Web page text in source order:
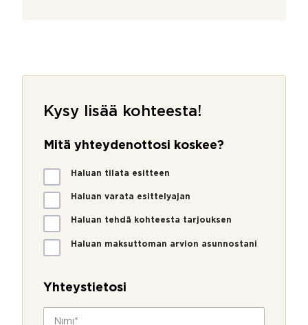
Kysy lisää kohteesta!
Mitä yhteydenottosi koskee?
M
i
ä
d
Haluan tilata esitteen
Haluan varata esittelyajan
Haluan tehdä kohteesta tarjouksen
Haluan maksuttoman arvion asunnostani
Yhteystietosi